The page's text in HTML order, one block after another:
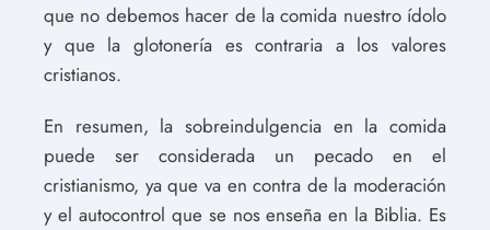
que no debemos hacer de la comida nuestro ídolo
y que la glotonería es contraria a los valores
cristianos.
En resumen, la sobreindulgencia en la comida
puede ser considerada un pecado en el
cristianismo, ya que va en contra de la moderación
y el autocontrol que se nos enseña en la Biblia. Es